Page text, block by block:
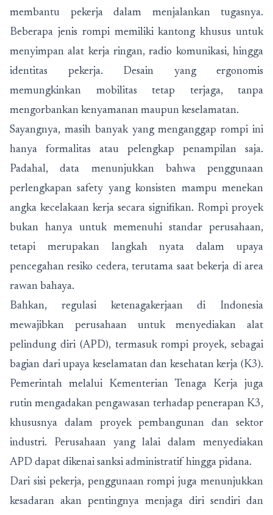
membantu pekerja dalam menjalankan tugasnya.
Beberapa jenis rompi memiliki kantong khusus untuk
menyimpan alat kerja ringan, radio komunikasi, hingga
identitas pekerja. Desain yang ergonomis
memungkinkan mobilitas tetap terjaga, tanpa
mengorbankan kenyamanan maupun keselamatan.
Sayangnya, masih banyak yang menganggap rompi ini
hanya formalitas atau pelengkap penampilan saja.
Padahal, data menunjukkan bahwa penggunaan
perlengkapan safety yang konsisten mampu menekan
angka kecelakaan kerja secara signifikan. Rompi proyek
bukan hanya untuk memenuhi standar perusahaan,
tetapi merupakan langkah nyata dalam upaya
pencegahan resiko cedera, terutama saat bekerja di area
rawan bahaya.
Bahkan, regulasi ketenagakerjaan di Indonesia
mewajibkan perusahaan untuk menyediakan alat
pelindung diri (APD), termasuk rompi proyek, sebagai
bagian dari upaya keselamatan dan kesehatan kerja (K3).
Pemerintah melalui Kementerian Tenaga Kerja juga
rutin mengadakan pengawasan terhadap penerapan K3,
khususnya dalam proyek pembangunan dan sektor
industri. Perusahaan yang lalai dalam menyediakan
APD dapat dikenai sanksi administratif hingga pidana.
Dari sisi pekerja, penggunaan rompi juga menunjukkan
kesadaran akan pentingnya menjaga diri sendiri dan